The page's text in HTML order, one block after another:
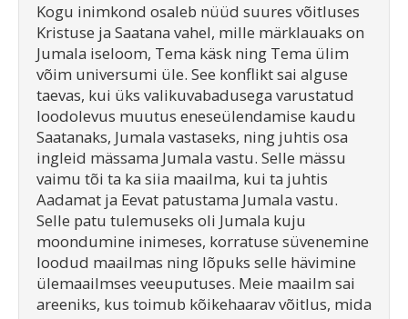
Kogu inimkond osaleb nüüd suures võitluses
Kristuse ja Saatana vahel, mille märklauaks on
Jumala iseloom, Tema käsk ning Tema ülim
võim universumi üle. See konflikt sai alguse
taevas, kui üks valikuvabadusega varustatud
loodolevus muutus eneseülendamise kaudu
Saatanaks, Jumala vastaseks, ning juhtis osa
ingleid mässama Jumala vastu. Selle mässu
vaimu tõi ta ka siia maailma, kui ta juhtis
Aadamat ja Eevat patustama Jumala vastu.
Selle patu tulemuseks oli Jumala kuju
moondumine inimeses, korratuse süvenemine
loodud maailmas ning lõpuks selle hävimine
ülemaailmses veeuputuses. Meie maailm sai
areeniks, kus toimub kõikehaarav võitlus, mida